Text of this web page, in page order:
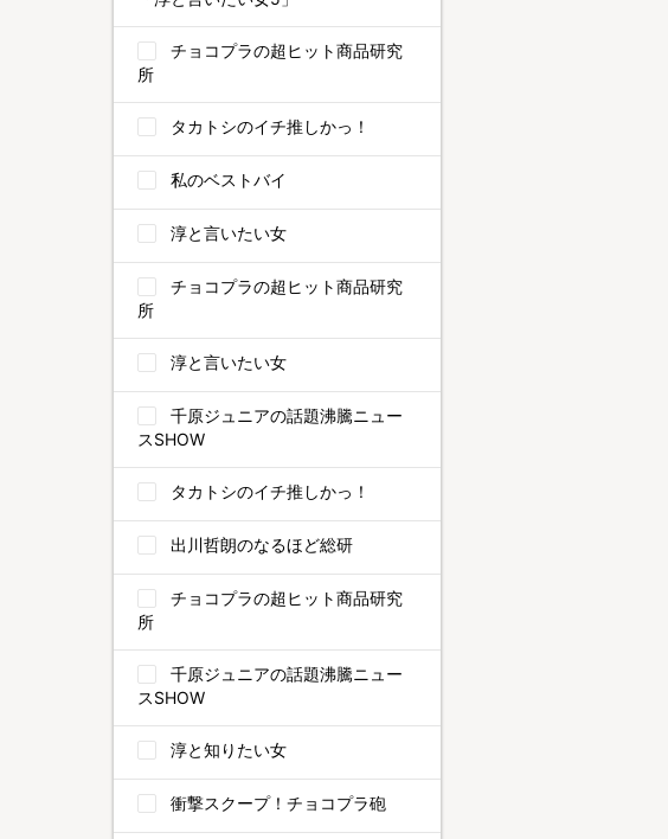
チョコプラの超ヒット商品研究
所
タカトシのイチ推しかっ！
私のベストバイ
淳と言いたい女
チョコプラの超ヒット商品研究
所
淳と言いたい女
千原ジュニアの話題沸騰ニュー
スSHOW
タカトシのイチ推しかっ！
出川哲朗のなるほど総研
チョコプラの超ヒット商品研究
所
千原ジュニアの話題沸騰ニュー
スSHOW
淳と知りたい女
衝撃スクープ！チョコプラ砲